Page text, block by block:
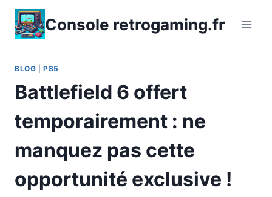
Aller
contenu
Console retrogaming.fr
BLOG |PS5
Battlefield 6 offert
temporairement : ne
manquez pas cette
opportunité exclusive !